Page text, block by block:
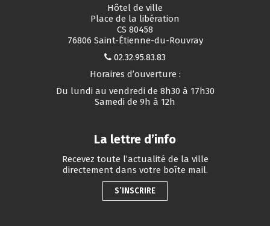
Hôtel de ville
Place de la libération
CS 80458
76806 Saint-Étienne-du-Rouvray
02.32.95.83.83
Horaires d’ouverture :
Du lundi au vendredi de 8h30 à 17h30
Samedi de 9h à 12h
La lettre d’info
Recevez toute l’actualité de la ville
directement dans votre boîte mail.
S’INSCRIRE